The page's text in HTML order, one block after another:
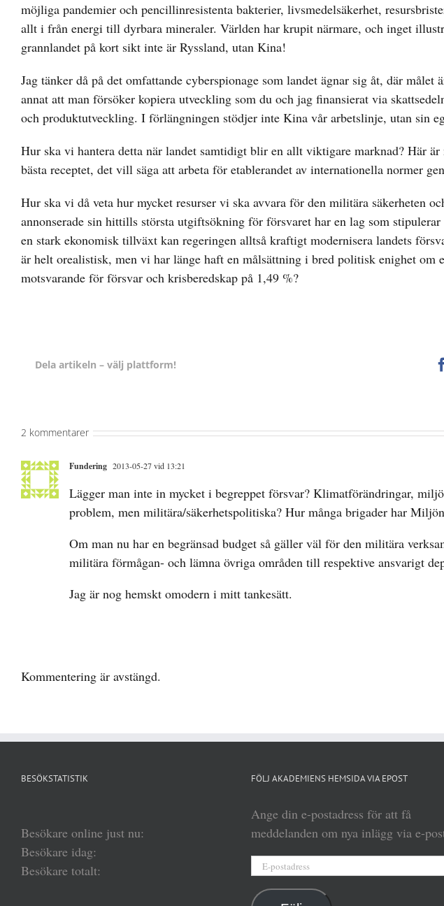
möjliga pandemier och pencillinresistenta bakterier, livsmedelsäkerhet,
allt i från energi till dyrbara mineraler. Världen har krupit närmare, och inget
grannlandet på kort sikt inte är Ryssland, utan Kina!
Jag tänker då på det omfattande cyberspionage som landet ägnar sig åt, där
annat att man försöker kopiera utveckling som du och jag finansierat via
och produktutveckling. I förlängningen stödjer inte Kina vår arbetslinje, utan sin
Hur ska vi hantera detta när landet samtidigt blir en allt viktigare marknad? Här
bästa receptet, det vill säga att arbeta för etablerandet av internationella normer
Hur ska vi då veta hur mycket resurser vi ska avvara för den militära säkerheten
annonserade sin hittills största utgiftsökning för försvaret har en lag som
en stark ekonomisk tillväxt kan regeringen alltså kraftigt modernisera landets
är helt orealistisk, men vi har länge haft en målsättning i bred politisk enighet om
motsvarande för försvar och krisberedskap på 1,49 %?
Dela artikeln – välj plattform!
2 kommentarer
Fundering 2013-05-27 vid 13:21
Lägger man inte in mycket i begreppet försvar? Klimatförändringar,
problem, men militära/säkerhetspolitiska? Hur många brigader har
Om man nu har en begränsad budget så gäller väl för den militära
militära förmågan- och lämna övriga områden till respektive ansvarigt
Jag är nog hemskt omodern i mitt tankesätt.
Kommentering är avstängd.
BESÖKSTATISTIK
Besökare online just nu:
Besökare idag:
Besökare totalt:
FÖLJ AKADEMIENS HEMSIDA VIA EPOST
Ange din e-postadress för att få
meddelanden om nya inlägg via e-